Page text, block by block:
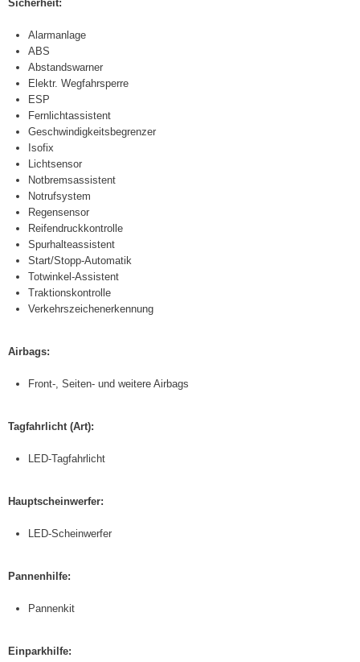
Sicherheit:
Alarmanlage
ABS
Abstandswarner
Elektr. Wegfahrsperre
ESP
Fernlichtassistent
Geschwindigkeitsbegrenzer
Isofix
Lichtsensor
Notbremsassistent
Notrufsystem
Regensensor
Reifendruckkontrolle
Spurhalteassistent
Start/Stopp-Automatik
Totwinkel-Assistent
Traktionskontrolle
Verkehrszeichenerkennung
Airbags:
Front-, Seiten- und weitere Airbags
Tagfahrlicht (Art):
LED-Tagfahrlicht
Hauptscheinwerfer:
LED-Scheinwerfer
Pannenhilfe:
Pannenkit
Einparkhilfe: